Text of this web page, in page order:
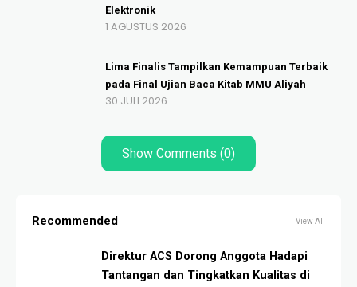
Elektronik
1 AGUSTUS 2026
Lima Finalis Tampilkan Kemampuan Terbaik
pada Final Ujian Baca Kitab MMU Aliyah
30 JULI 2026
Show Comments (0)
Recommended View All
Direktur ACS Dorong Anggota Hadapi
Tantangan dan Tingkatkan Kualitas di